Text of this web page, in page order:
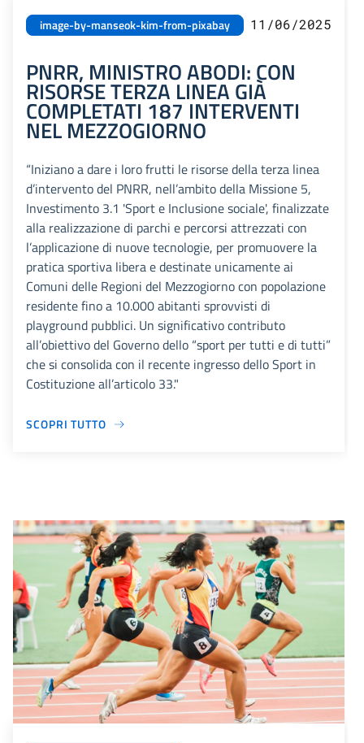
image-by-manseok-kim-from-pixabay 11/06/2025
PNRR, MINISTRO ABODI: CON
RISORSE TERZA LINEA GIÀ
COMPLETATI 187 INTERVENTI
NEL MEZZOGIORNO
“Iniziano a dare i loro frutti le risorse della terza linea
d’intervento del PNRR, nell’ambito della Missione 5,
Investimento 3.1 'Sport e Inclusione sociale', finalizzate
alla realizzazione di parchi e percorsi attrezzati con
l’applicazione di nuove tecnologie, per promuovere la
pratica sportiva libera e destinate unicamente ai
Comuni delle Regioni del Mezzogiorno con popolazione
residente fino a 10.000 abitanti sprovvisti di
playground pubblici. Un significativo contributo
all’obiettivo del Governo dello “sport per tutti e di tutti”
che si consolida con il recente ingresso dello Sport in
Costituzione all’articolo 33."
SCOPRI TUTTO